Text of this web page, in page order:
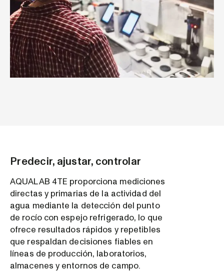
Predecir, ajustar, controlar
AQUALAB 4TE proporciona mediciones
directas y primarias de la actividad del
agua mediante la detección del punto
de rocío con espejo refrigerado, lo que
ofrece resultados rápidos y repetibles
que respaldan decisiones fiables en
líneas de producción, laboratorios,
almacenes y entornos de campo.